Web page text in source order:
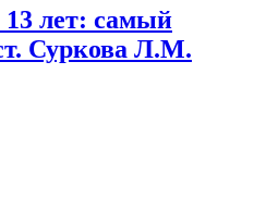
13 лет: самый
Суркова Л.М.